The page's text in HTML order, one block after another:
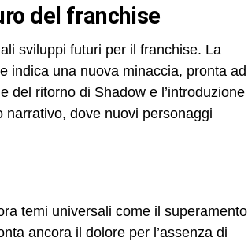
del franchise
sviluppi futuri per il franchise. La
indica una nuova minaccia, pronta ad
del ritorno di Shadow e l’introduzione
narrativo, dove nuovi personaggi
temi universali come il superamento
ancora il dolore per l’assenza di